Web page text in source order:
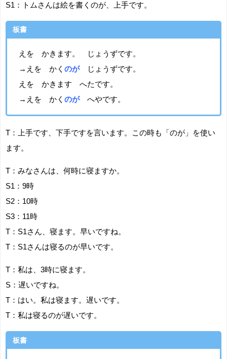
S1：トムさんは絵を書くのが、上手です。
板書
えを かきます。 じょうずです。
→えを かく のがじょうずです。
えを かきます へたです。
→えを かく のがへやです。
T：上手です、下手ですを言います。この時も「のが」を使い
ます。
T：みなさんは、何時に寝ますか。
S1：9時
S2：10時
S3：11時
T：S1さん、寝ます。早いですね。
T：S1さんは寝るのが早いです。
T：私は、3時に寝ます。
S：遅いですね。
T：はい。私は寝ます。遅いです。
T：私は寝るのが遅いです。
板書